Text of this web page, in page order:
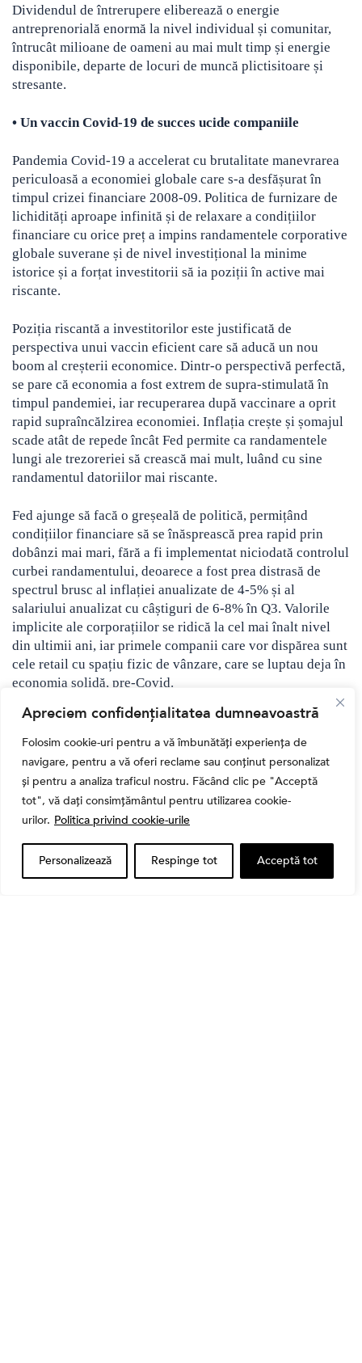
Apreciem confidențialitatea dumneavoastră
Folosim cookie-uri pentru a vă îmbunătăți experiența de
navigare, pentru a vă oferi reclame sau conținut personalizat
și pentru a analiza traficul nostru. Făcând clic pe "Acceptă
tot", vă dați consimțământul pentru utilizarea cookie-
urilor. Politica privind cookie-urile
Personalizează Respinge tot Acceptă tot
Dividendul de întrerupere eliberează o energie
antreprenorială enormă la nivel individual și comunitar,
întrucât milioane de oameni au mai mult timp și energie
disponibile, departe de locuri de muncă plictisitoare și
stresante.
• Un vaccin Covid-19 de succes ucide companiile
Pandemia Covid-19 a accelerat cu brutalitate manevrarea
periculoasă a economiei globale care s-a desfășurat în
timpul crizei financiare 2008-09. Politica de furnizare de
lichidități aproape infinită și de relaxare a condițiilor
financiare cu orice preț a impins randamentele corporative
globale suverane și de nivel investițional la minime
istorice și a forțat investitorii să ia poziții în active mai
riscante.
Poziția riscantă a investitorilor este justificată de
perspectiva unui vaccin eficient care să aducă un nou
boom al creșterii economice. Dintr-o perspectivă perfectă,
se pare că economia a fost extrem de supra-stimulată în
timpul pandemiei, iar recuperarea după vaccinare a oprit
rapid supraîncălzirea economiei. Inflația crește și șomajul
scade atât de repede încât Fed permite ca randamentele
lungi ale trezoreriei să crească mai mult, luând cu sine
randamentul datoriilor mai riscante.
Fed ajunge să facă o greșeală de politică, permițând
condițiilor financiare să se înăsprească prea rapid prin
dobânzi mai mari, fără a fi implementat niciodată controlul
curbei randamentului, deoarece a fost prea distrasă de
spectrul brusc al inflației anualizate de 4-5% și al
salariului anualizat cu câștiguri de 6-8% în Q3. Valorile
implicite ale corporațiilor se ridică la cel mai înalt nivel
din ultimii ani, iar primele companii care vor dispărea sunt
cele retail cu spațiu fizic de vânzare, care se luptau deja în
economia solidă, pre-Covid.
Soarele strălucește pe argint, care dansează pe cererea
de… panouri solare
2021 aduce aceleași presupuneri că puterea argintului este
mai mare printre activele / metalele prețioase pe măsură ce
dolarul SUA slăbește iar investitorii se confruntă cu
deoarece inflația se agită brusc în 2021, iar factorii de